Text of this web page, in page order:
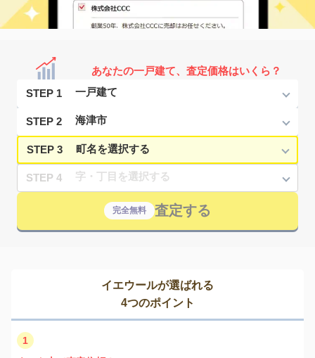
あなたの一戸建て、査定価格はいくら？
STEP 1
STEP 2
STEP 3
STEP 4
完全無料 査定する
イエウールが選ばれる
4つのポイント
1